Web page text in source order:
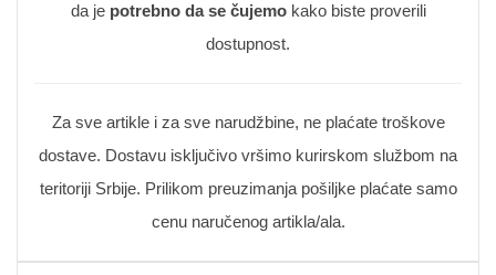
da je potrebno da se čujemokako biste proverili
dostupnost.
Za sve artikle i za sve narudžbine, ne plaćate troškove
dostave. Dostavu isključivo vršimo kurirskom službom na
teritoriji Srbije. Prilikom preuzimanja pošiljke plaćate samo
cenu naručenog artikla/ala.